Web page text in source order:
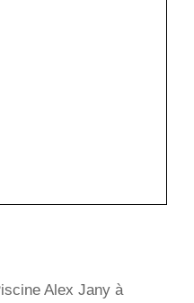
Alex Jany à